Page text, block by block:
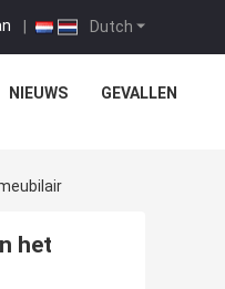
Dutch
|
NIEUWS GEVALLEN
het